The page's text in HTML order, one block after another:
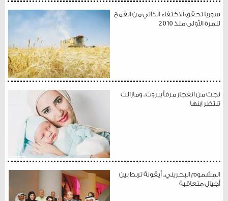
سوريا تحقق الاكتفاء الذاتي من القمح
للمرة الأولى منذ 2010
نجت من انفجار مرفأ بيروت.. ومازالت
تنتظر ابنها
المشموم البحريني.. أيقونة تربط بين
أجيال متعاقبة